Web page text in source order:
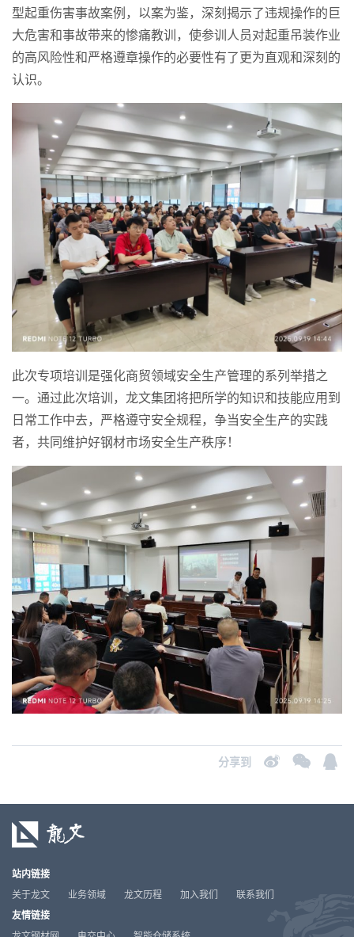
型起重伤害事故案例，以案为鉴，深刻揭示了违规操作的巨
大危害和事故带来的惨痛教训，使参训人员对起重吊装作业
的高风险性和严格遵章操作的必要性有了更为直观和深刻的
认识。
此次专项培训是强化商贸领域安全生产管理的系列举措之
一。通过此次培训，龙文集团将把所学的知识和技能应用到
日常工作中去，严格遵守安全规程，争当安全生产的实践
者，共同维护好钢材市场安全生产秩序！
分享到
站内链接
关于龙文 业务领域 龙文历程 加入我们 联系我们
友情链接